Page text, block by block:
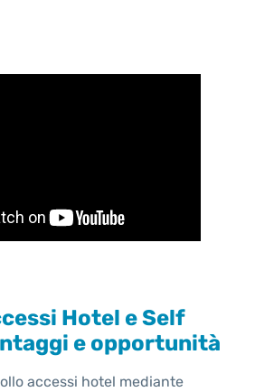
Hotel e Self
e opportunità
accessi hotel mediante